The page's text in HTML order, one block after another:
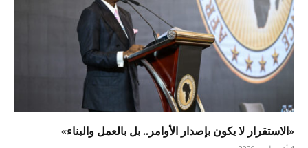
«الاستقرار لا يكون بإصدار الأوامر.. بل بالعمل والبناء»